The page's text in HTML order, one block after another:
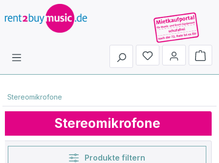
Du hast 0 Produkte
Stereomikrofone
Stereomikrofone
Produkte filtern